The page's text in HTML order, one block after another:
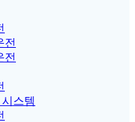
전
전
스템